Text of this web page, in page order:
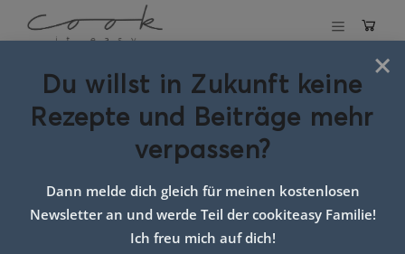
Schlagwort:
waffel plätzchen
×
Du willst in Zukunft keine
Rezepte und Beiträge mehr
verpassen?
Dann melde dich gleich für meinen kostenlosen
Newsletter an und werde Teil der cookiteasy Familie!
Ich freu mich auf dich!